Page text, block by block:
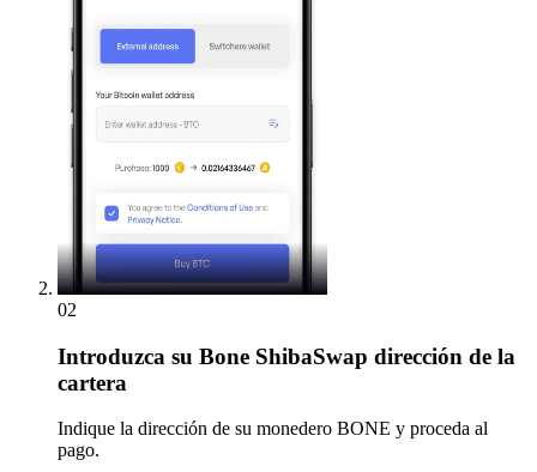
02
Introduzca su Bone ShibaSwap dirección de la
cartera
Indique la dirección de su monedero BONE y proceda al
pago.